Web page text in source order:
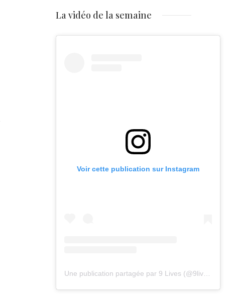
La vidéo de la semaine
Voir cette publication sur Instagram